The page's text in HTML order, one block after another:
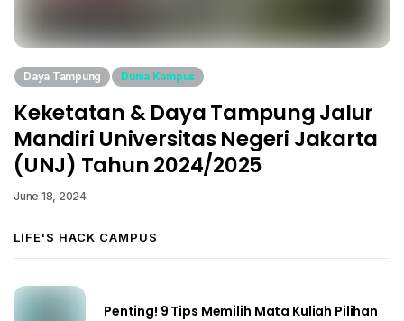
Daya Tampung Dunia Kampus
Keketatan & Daya Tampung Jalur
Mandiri Universitas Negeri Jakarta
(UNJ) Tahun 2024/2025
June 18, 2024
LIFE'S HACK CAMPUS
Penting! 9 Tips Memilih Mata Kuliah Pilihan